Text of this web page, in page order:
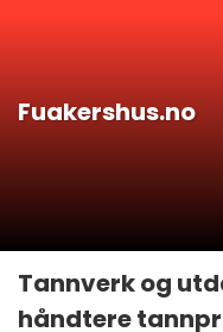
Fuakershus.no
Tannverk og
håndtere